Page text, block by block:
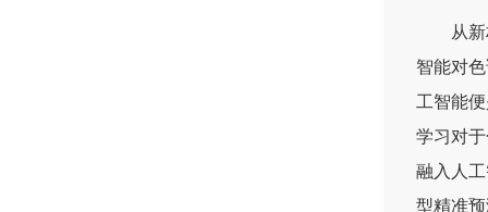
从
智能对
工智能
学习对
融入人
型精准